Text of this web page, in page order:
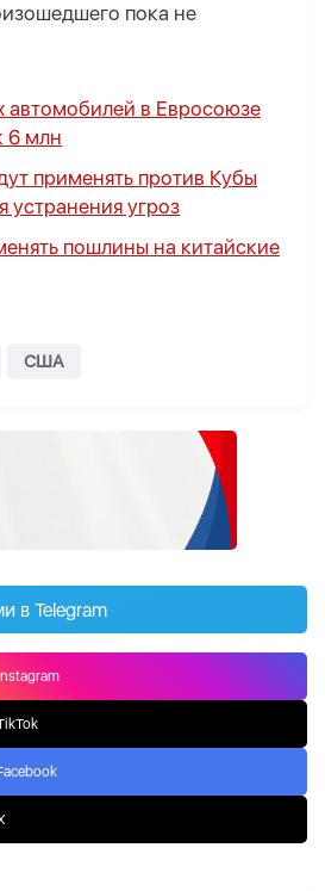
пока не
в Евросоюзе
6 млн
применять против Кубы
угроз
пошлины на китайские
США
в Telegram